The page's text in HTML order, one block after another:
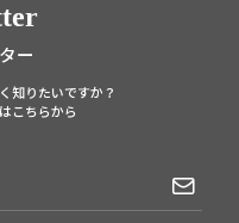
ー
知りたいですか？
こちらから